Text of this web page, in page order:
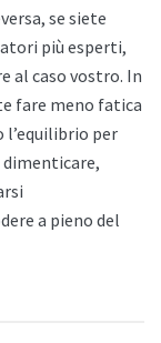
se siete
più esperti,
al caso vostro. In
fare meno fatica
per
dimenticare,
a pieno del